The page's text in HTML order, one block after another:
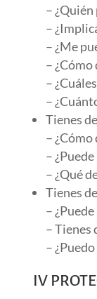
–
–
– ¿Me
–
–
–
Tienes
–
–
– ¿Qué
Tienes
–
– Tienes
–
IV